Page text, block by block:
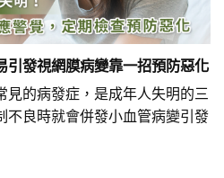
引發視網膜病變靠一招預防惡化
見的病發症，是成年人失明的三
不良時就會併發小血管病變引發